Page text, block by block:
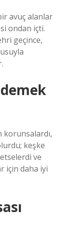
avuç alanlar
ondan içti.
geçince,
keşke
ve
için daha iyi